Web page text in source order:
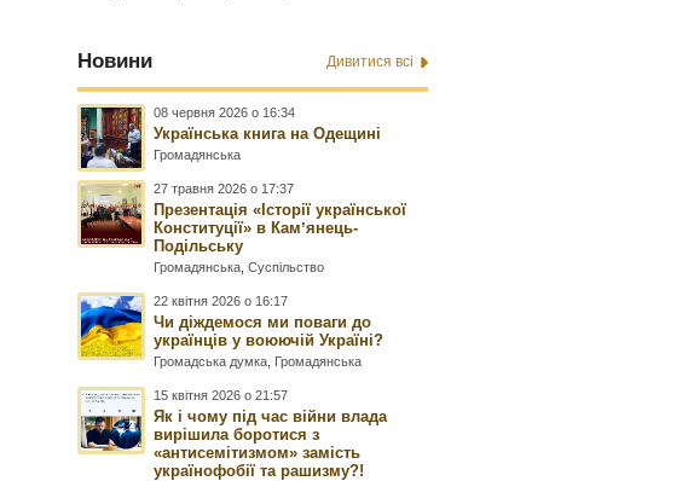
Новини Дивитися всі
08 червня 2026 о 16:34
Українська книга на Одещині
Громадянська
27 травня 2026 о 17:37
Презентація «Історії української
Конституції» в Камʼянець-
Подільську
Громадянська ,Суспільство
22 квітня 2026 о 16:17
Чи діждемося ми поваги до
українців у воюючій Україні?
Громадська думка Громадянська
15 квітня 2026 о 21:57
Як і чому під час війни влада
вирішила боротися з
«антисемітизмом» замість
українофобії та рашизму?!